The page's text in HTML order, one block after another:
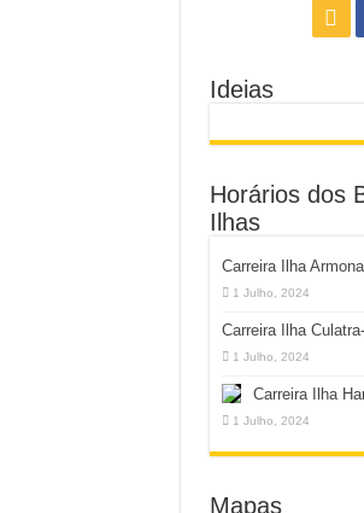
Ideias
Horários dos
Ilhas
Carreira Ilha Armona
1 Julho, 2024
Carreira Ilha
1 Julho, 2024
Carreira Ilha
1 Julho, 2024
Mapas